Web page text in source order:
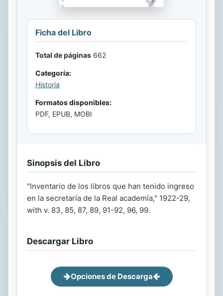
Ficha del Libro
Total de páginas 662
Categoría:
Historia
Formatos disponibles:
PDF, EPUB, MOBI
Sinopsis del Libro
"Inventario de los libros que han tenido ingreso
en la secretaría de la Real academía," 1922-29,
with v. 83, 85, 87, 89, 91-92, 96, 99.
Descargar Libro
Opciones de Descarga